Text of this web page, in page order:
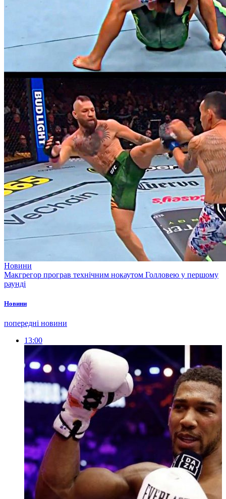
Новини
Макгрегор програв технічним нокаутом Голловею у першому
раунді
Новини
попередні новини
13:00